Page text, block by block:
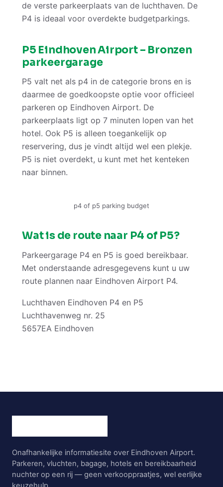
de verste parkeerplaats van de luchthaven. De
P4 is ideaal voor overdekte budgetparkings.
P5 Eindhoven Airport – Bronzen
parkeergarage
P5 valt net als p4 in de categorie brons en is
daarmee de goedkoopste optie voor officieel
parkeren op Eindhoven Airport. De
parkeerplaats ligt op 7 minuten lopen van het
hotel. Ook P5 is alleen toegankelijk op
reservering, dus je vindt altijd wel een plekje.
P5 is niet overdekt, u kunt met het kenteken
naar binnen.
p4 of p5 parking budget
Wat is de route naar P4 of P5?
Parkeergarage P4 en P5 is goed bereikbaar.
Met onderstaande adresgegevens kunt u uw
route plannen naar Eindhoven Airport P4.
Luchthaven Eindhoven P4 en P5
Luchthavenweg nr. 25
5657EA Eindhoven
Onafhankelijke informatiesite over Eindhoven Airport.
Parkeren, vluchten, bagage, hotels en bereikbaarheid
nuchter op een rij — geen verkooppraatjes, wel eerlijke